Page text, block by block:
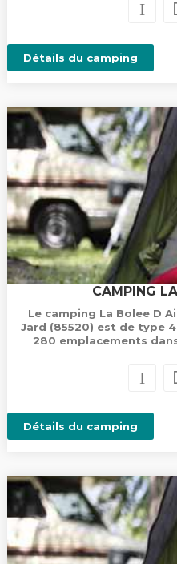
Détails du camping
CAMPING
Le camping La Bolee D
Jard (85520) est de type
280 emplacements
Détails du camping